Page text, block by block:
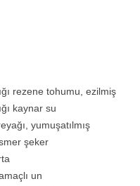
rezene tohumu, ezilmiş
kaynar su
yumuşatılmış
şeker
un